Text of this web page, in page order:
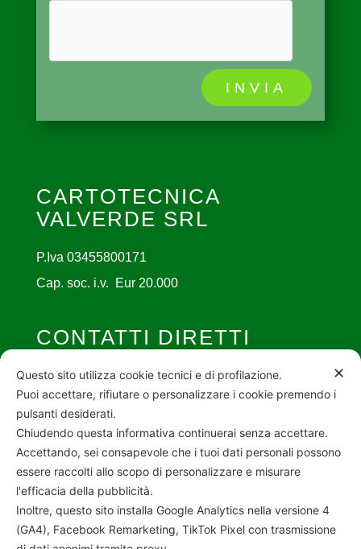
INVIA
CARTOTECNICA
VALVERDE SRL
P.Iva 03455800171
Cap. soc. i.v. Eur 20.000
CONTATTI DIRETTI
 info@cartotecnicavalverde.it
 030 - 27 91 857
 Via C. Terranova 3/A REZZATO (BS)
INFORMATIVE
Privacy Policy
✕
Questo sito utilizza cookie tecnici e di profilazione.
Puoi accettare, rifiutare o personalizzare i cookie premendo i
pulsanti desiderati.
Chiudendo questa informativa continuerai senza accettare.
Accettando, sei consapevole che i tuoi dati personali possono
essere raccolti allo scopo di personalizzare e misurare
l'efficacia della pubblicità.
Inoltre, questo sito installa Google Analytics nella versione 4
(GA4), Facebook Remarketing, TikTok Pixel con trasmissione